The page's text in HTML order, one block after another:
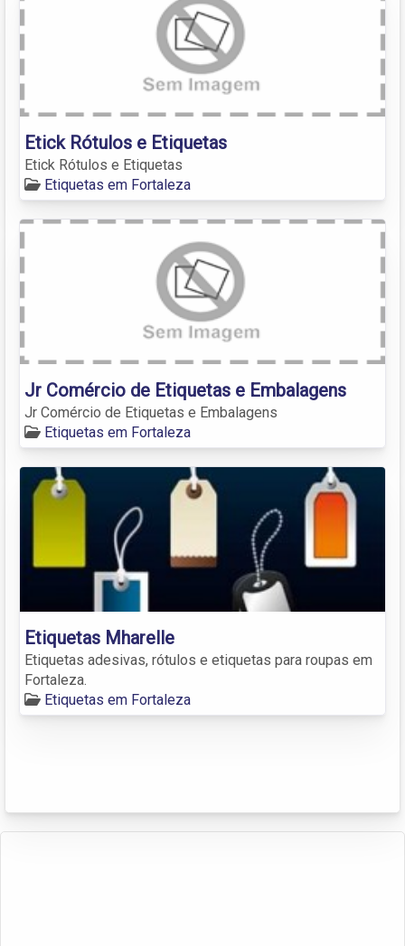
Etick Rótulos e Etiquetas
Etick Rótulos e Etiquetas
Etiquetas em Fortaleza
Jr Comércio de Etiquetas e Embalagens
Jr Comércio de Etiquetas e Embalagens
Etiquetas em Fortaleza
Etiquetas Mharelle
Etiquetas adesivas, rótulos e etiquetas para roupas em
Fortaleza.
Etiquetas em Fortaleza